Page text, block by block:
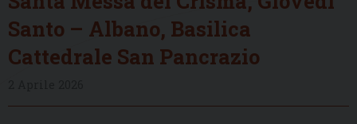
Santo – Albano, Basilica
Cattedrale San Pancrazio